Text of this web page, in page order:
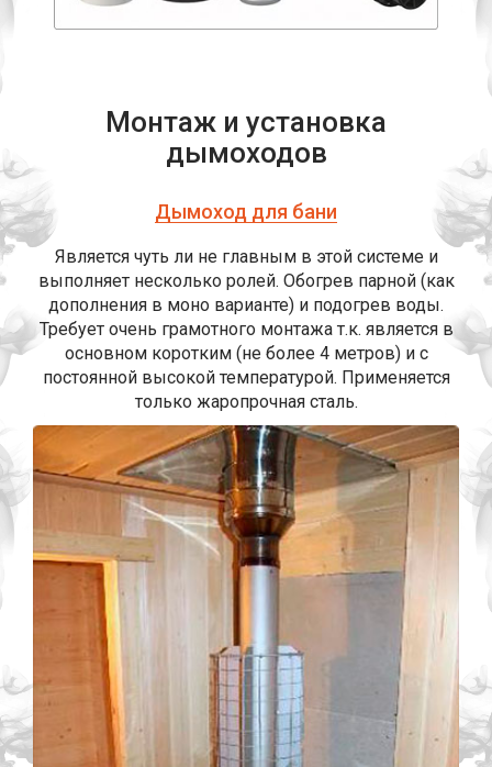
Монтаж и установка
дымоходов
Дымоход для бани
Является чуть ли не главным в этой системе и
выполняет несколько ролей. Обогрев парной (как
дополнения в моно варианте) и подогрев воды.
Требует очень грамотного монтажа т.к. является в
основном коротким (не более 4 метров) и с
постоянной высокой температурой. Применяется
только жаропрочная сталь.